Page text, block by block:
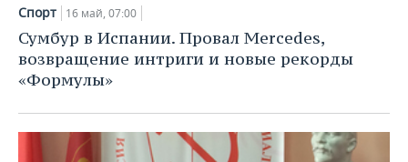
Спорт 16 май, 07:00
Сумбур в Испании. Провал Mercedes,
возвращение интриги и новые рекорды
«Формулы»